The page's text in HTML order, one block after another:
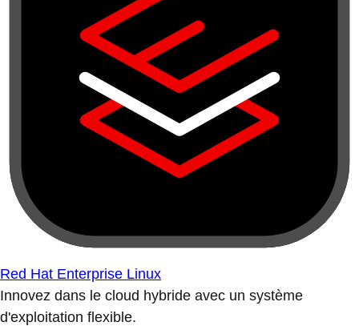
Red Hat Enterprise Linux
Innovez dans le cloud hybride avec un système
d'exploitation flexible.